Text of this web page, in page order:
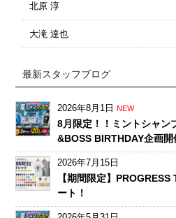
北原 淳
大滝 達也
最新スタッフブログ
2026年8月1日 NEW
8月限定！！ミントシャン
&BOSS BIRTHDAY企画開
2026年7月15日
【期間限定】
ート！